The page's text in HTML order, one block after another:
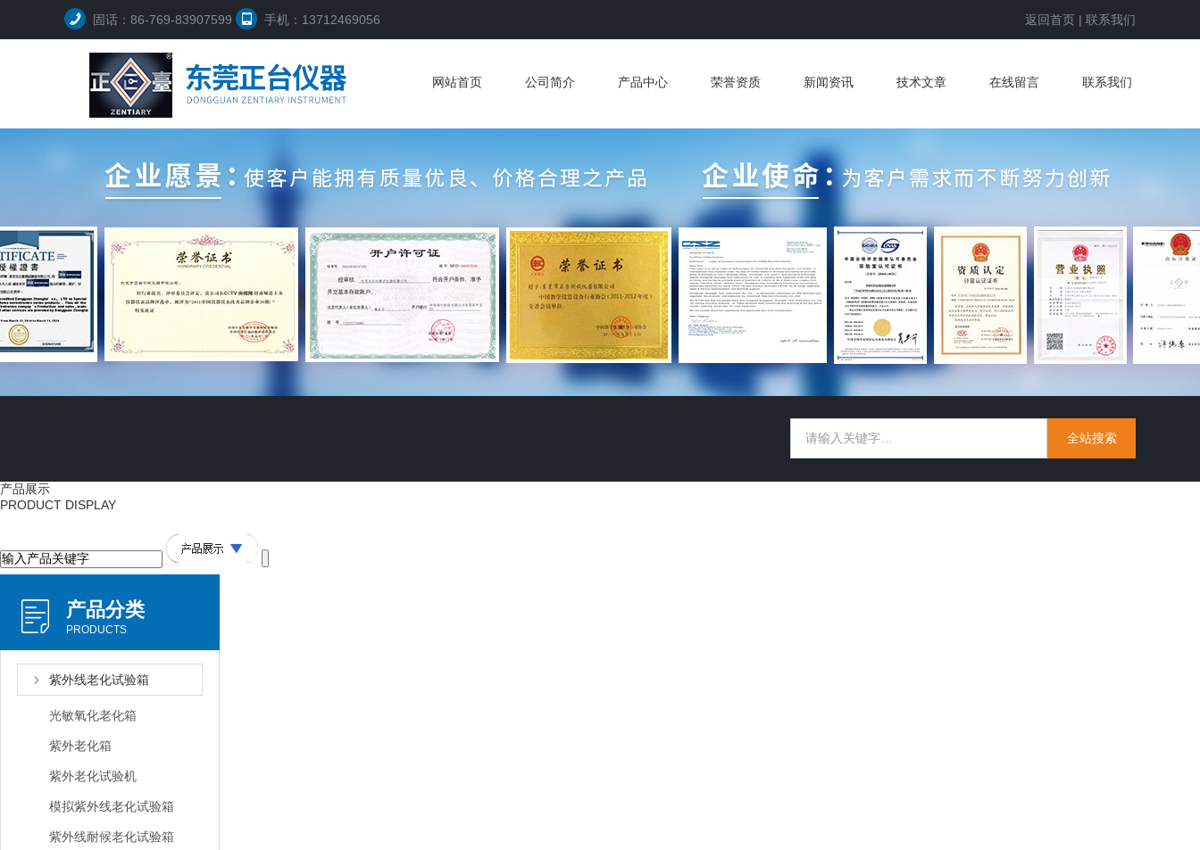
固话：86-769-83907599 手机：13712469056 返回首页 | 联系我们
网站首页 公司简介 产品中心 荣誉资质 新闻资讯 技术文章 在线留言 联系我们
产品展示
PRODUCT DISPLAY
产品分类
PRODUCTS
紫外线老化试验箱
光敏氧化老化箱
紫外老化箱
紫外老化试验机
模拟紫外线老化试验箱
紫外线耐候老化试验箱